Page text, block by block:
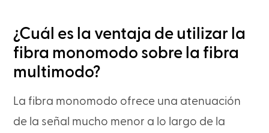
¿Cuál es la ventaja de utilizar la
fibra monomodo sobre la fibra
multimodo?
La fibra monomodo ofrece una atenuación
de la señal mucho menor a lo largo de la